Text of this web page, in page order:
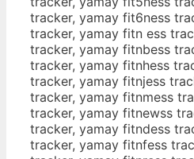
tracker, yamay fit6ness
tracker, yamay fitn ess
tracker, yamay fitnbess
tracker, yamay fitnhess
tracker, yamay fitnjess
tracker, yamay fitnmess
tracker, yamay fitnewss
tracker, yamay fitndess
tracker, yamay fitnfess